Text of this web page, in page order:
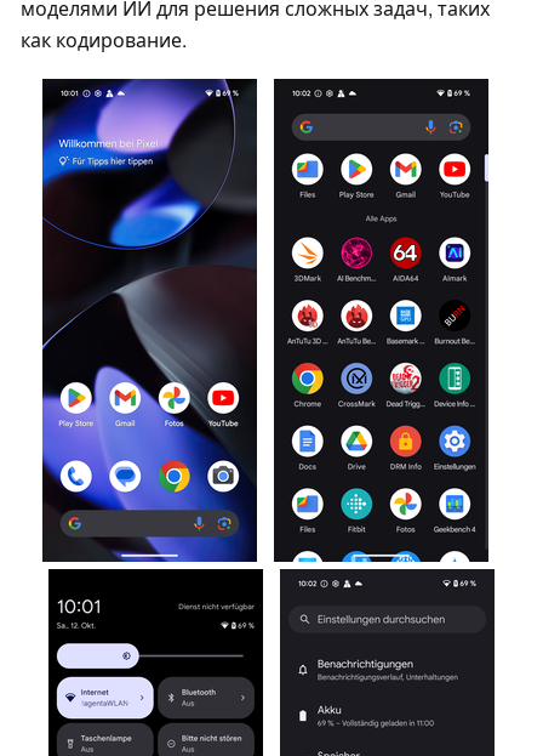
моделями ИИ для решения сложных задач, таких
как кодирование.